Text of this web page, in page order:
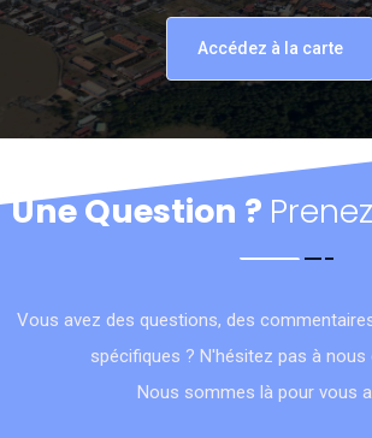
Accédez à la carte
Une Question ?
Vous avez des questions, des
spécifiques ? N'hésitez pas à nous
Nous sommes là pour vous